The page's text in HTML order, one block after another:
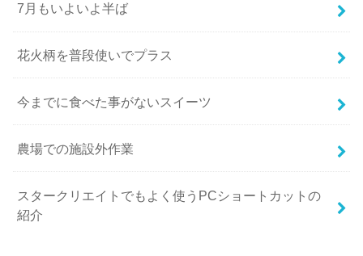
7月もいよいよ半ば
花火柄を普段使いでプラス
今までに食べた事がないスイーツ
農場での施設外作業
スタークリエイトでもよく使うPCショートカットの
紹介